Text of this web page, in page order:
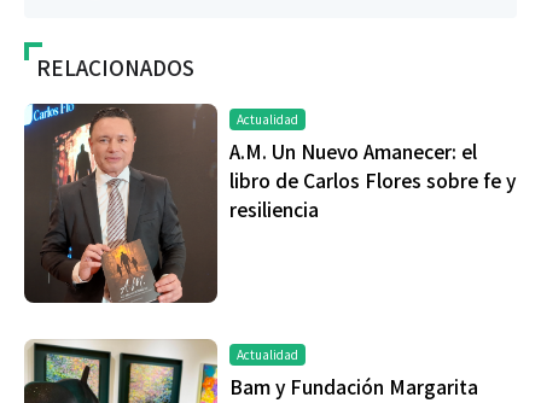
RELACIONADOS
Actualidad
A.M. Un Nuevo Amanecer: el
libro de Carlos Flores sobre fe y
resiliencia
Actualidad
Bam y Fundación Margarita